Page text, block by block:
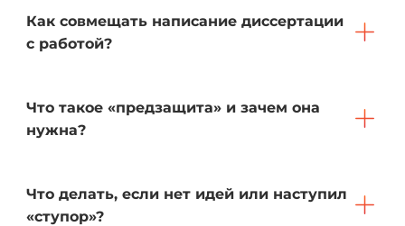
Как совмещать написание диссертации
с работой?
Что такое «предзащита» и зачем она
нужна?
Что делать, если нет идей или наступил
«ступор»?